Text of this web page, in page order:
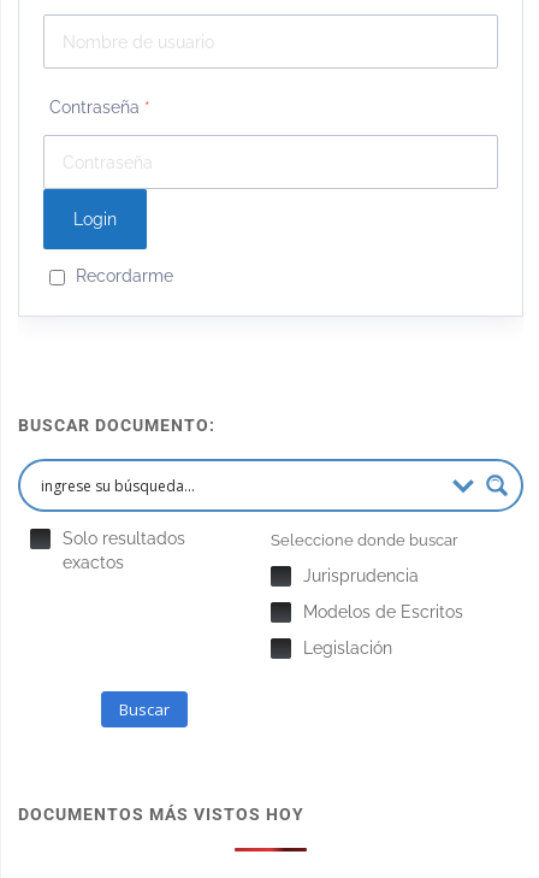
Contraseña *
Recordarme
BUSCAR DOCUMENTO:
Solo resultados
exactos
Seleccione donde buscar
Jurisprudencia
Modelos de Escritos
Legislación
Buscar
DOCUMENTOS MÁS VISTOS HOY